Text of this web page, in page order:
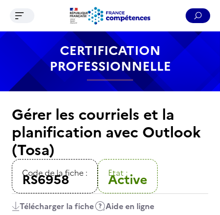
Contenu Recherche Menu Pied de page
Ouvrir le menu de navigation
CERTIFICATION
PROFESSIONNELLE
Gérer les courriels et la
planification avec Outlook
(Tosa)
Code de la fiche :
RS6958 Etat :
Active
Télécharger la fiche Aide en ligne